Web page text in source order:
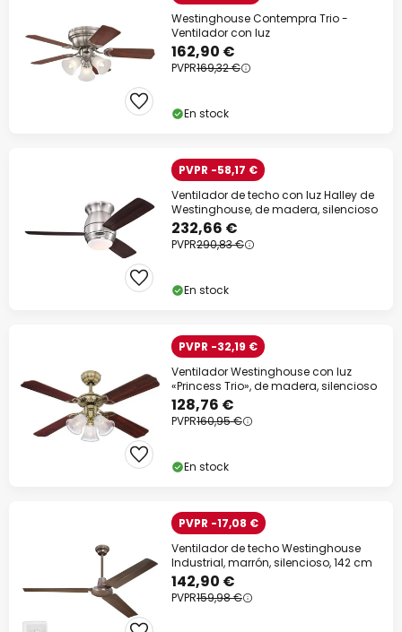
Westinghouse Contempra Trio -
Ventilador con luz
162,90 €
PVPR169,32 €
En stock
PVPR -58,17 €
Ventilador de techo con luz Halley de
Westinghouse, de madera, silencioso
232,66 €
PVPR290,83 €
En stock
PVPR -32,19 €
Ventilador Westinghouse con luz
«Princess Trio», de madera, silencioso
128,76 €
PVPR160,95 €
En stock
PVPR -17,08 €
Ventilador de techo Westinghouse
Industrial, marrón, silencioso, 142 cm
142,90 €
PVPR159,98 €